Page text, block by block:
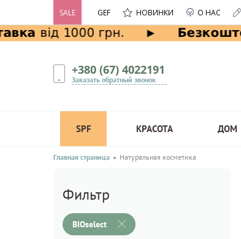
SALE GEF НОВИНКИ О НАС
+380 (67) 4022191
Заказать обратный звонок
SPF КРАСОТА ДОМ
Главная страница Натуральная косметика
Фильтр
BIOselect